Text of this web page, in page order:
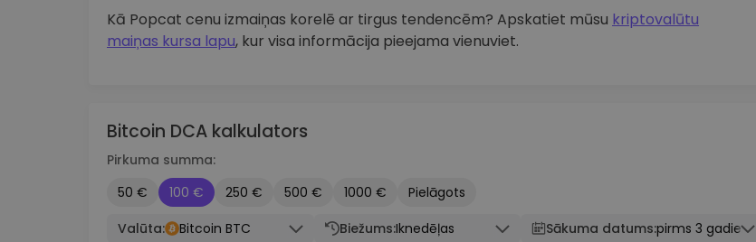
Kā Popcat cenu izmaiņas korelē ar tirgus tendencēm? Apskatiet mūsu kriptovalūtu
maiņas kursa lapu, kur visa informācija pieejama vienuviet.
Bitcoin DCA kalkulators
Pirkuma summa:
50 €
100 € 250 € 500 € 1000 €
Pielāgots
Valūta:
Bitcoin BTC Biežums:Iknedēļas Sākuma datums:pirms 3 gadiem